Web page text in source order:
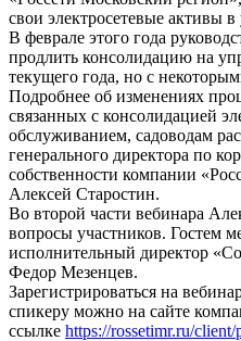
свои электросетевые активы
В феврале этого года
продлить консолидацию на
текущего года, но с
Подробнее об изменениях
связанных с консолидацией​
обслуживанием,​ садоводам
генерального директора по
собственности компании
Алексей Старостин.
Во второй части вебинара
вопросы участников. Гостем
исполнительный директор
Федор Мезенцев.
Зарегистрироваться на
спикеру можно на сайте
ссылке https://rossetimr.ru/client/